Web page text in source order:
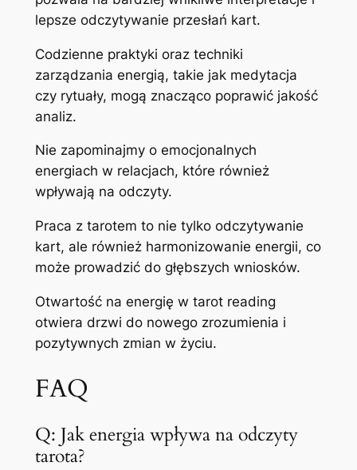
lepsze odczytywanie przesłań kart.
Codzienne praktyki oraz techniki
zarządzania energią, takie jak medytacja
czy rytuały, mogą znacząco poprawić jakość
analiz.
Nie zapominajmy o emocjonalnych
energiach w relacjach, które również
wpływają na odczyty.
Praca z tarotem to nie tylko odczytywanie
kart, ale również harmonizowanie energii, co
może prowadzić do głębszych wniosków.
Otwartość na energię w tarot reading
otwiera drzwi do nowego zrozumienia i
pozytywnych zmian w życiu.
FAQ
Q: Jak energia wpływa na odczyty
tarota?